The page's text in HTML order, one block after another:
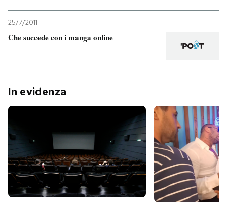
25/7/2011
Che succede con i manga online
In evidenza